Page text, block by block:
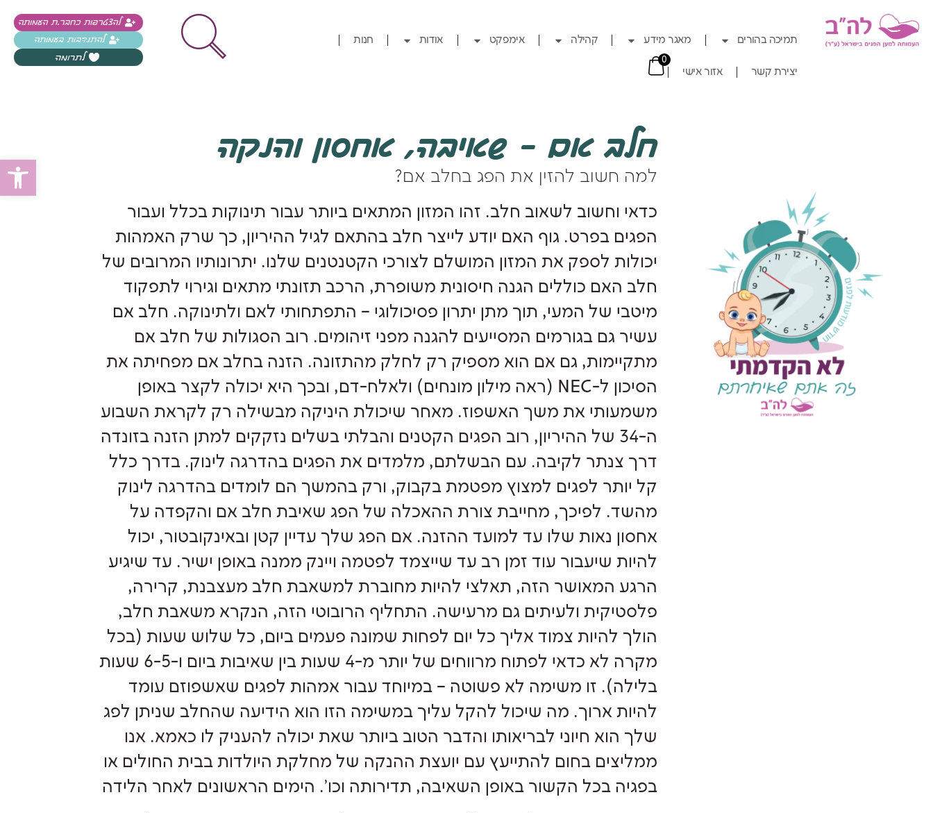
תמיכה בהורים מאגר מידע קהילה אימפקט אודות חנות
יצירת קשר אזור אישי
0
להצטרפות כחבר.ת העמותה
להתנדבות בעמותה
לתרומה
חלב אם – שאיבה, אחסון והנקה
למה חשוב להזין את הפג בחלב אם?
כדאי וחשוב לשאוב חלב. זהו המזון המתאים ביותר עבור תינוקות בכלל ועבור
הפגים בפרט. גוף האם יודע לייצר חלב בהתאם לגיל ההיריון, כך שרק האמהות
יכולות לספק את המזון המושלם לצורכי הקטנטנים שלנו. יתרונותיו המרובים של
חלב האם כוללים הגנה חיסונית משופרת, הרכב תזונתי מתאים וגירוי לתפקוד
מיטבי של המעי, תוך מתן יתרון פסיכולוגי – התפתחותי לאם ולתינוקה. חלב אם
עשיר גם בגורמים המסייעים להגנה מפני זיהומים. רוב הסגולות של חלב אם
מתקיימות, גם אם הוא מספיק רק לחלק מהתזונה. הזנה בחלב אם מפחיתה את
הסיכון ל-NEC (ראה מילון מונחים) ולאלח-דם, ובכך היא יכולה לקצר באופן
משמעותי את משך האשפוז. מאחר שיכולת היניקה מבשילה רק לקראת השבוע
ה-34 של ההיריון, רוב הפגים הקטנים והבלתי בשלים נזקקים למתן הזנה בזונדה
דרך צנתר לקיבה. עם הבשלתם, מלמדים את הפגים בהדרגה לינוק. בדרך כלל
קל יותר לפגים למצוץ מפטמת בקבוק, ורק בהמשך הם לומדים בהדרגה לינוק
מהשד. לפיכך, מחייבת צורת ההאכלה של הפג שאיבת חלב אם והקפדה על
אחסון נאות שלו עד למועד ההזנה. אם הפג שלך עדיין קטן ובאינקובטור, יכול
להיות שיעבור עוד זמן רב עד שייצמד לפטמה ויינק ממנה באופן ישיר. עד שיגיע
הרגע המאושר הזה, תאלצי להיות מחוברת למשאבת חלב מעצבנת, קרירה,
פלסטיקית ולעיתים גם מרעישה. התחליף הרובוטי הזה, הנקרא משאבת חלב,
הולך להיות צמוד אליך כל יום לפחות שמונה פעמים ביום, כל שלוש שעות (בכל
מקרה לא כדאי לפתוח מרווחים של יותר מ-4 שעות בין שאיבות ביום ו-6-5 שעות
בלילה). זו משימה לא פשוטה – במיוחד עבור אמהות לפגים שאשפוזם עומד
להיות ארוך. מה שיכול להקל עליך במשימה הזו הוא הידיעה שהחלב שניתן לפג
שלך הוא חיוני לבריאותו והדבר הטוב ביותר שאת יכולה להעניק לו כאמא. אנו
ממליצים בחום להתייעץ עם יועצת ההנקה של מחלקת היולדות בבית החולים או
בפגיה בכל הקשור באופן השאיבה, תדירותה וכו'. הימים הראשונים לאחר הלידה